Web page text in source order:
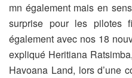
mn également mais en
surprise pour les pilotes
également avec nos 18
expliqué Heritiana
Havoana Land, lors d’une